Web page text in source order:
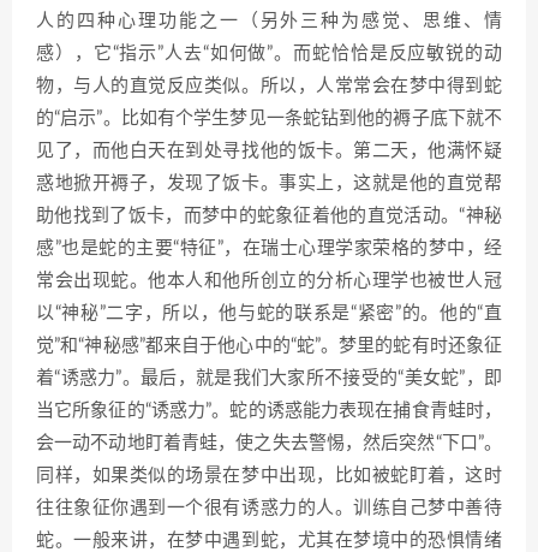
人的四种心理功能之一（另外三种为感觉、思维、情
感），它“指示”人去“如何做”。而蛇恰恰是反应敏锐的动
物，与人的直觉反应类似。所以，人常常会在梦中得到蛇
的“启示”。比如有个学生梦见一条蛇钻到他的褥子底下就不
见了，而他白天在到处寻找他的饭卡。第二天，他满怀疑
惑地掀开褥子，发现了饭卡。事实上，这就是他的直觉帮
助他找到了饭卡，而梦中的蛇象征着他的直觉活动。“神秘
感”也是蛇的主要“特征”，在瑞士心理学家荣格的梦中，经
常会出现蛇。他本人和他所创立的分析心理学也被世人冠
以“神秘”二字，所以，他与蛇的联系是“紧密”的。他的“直
觉”和“神秘感”都来自于他心中的“蛇”。梦里的蛇有时还象征
着“诱惑力”。最后，就是我们大家所不接受的“美女蛇”，即
当它所象征的“诱惑力”。蛇的诱惑能力表现在捕食青蛙时，
会一动不动地盯着青蛙，使之失去警惕，然后突然“下口”。
同样，如果类似的场景在梦中出现，比如被蛇盯着，这时
往往象征你遇到一个很有诱惑力的人。训练自己梦中善待
蛇。一般来讲，在梦中遇到蛇，尤其在梦境中的恐惧情绪